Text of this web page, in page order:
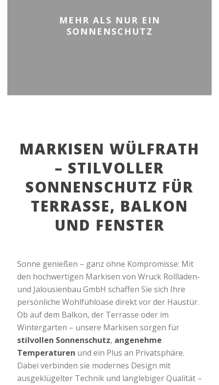
MEHR ALS NUR EIN
SONNENSCHUTZ
MARKISEN WÜLFRATH
– STILVOLLER
SONNENSCHUTZ FÜR
TERRASSE, BALKON
UND FENSTER
Sonne genießen – ganz ohne Kompromisse: Mit
den hochwertigen Markisen von Wruck Rollladen-
und Jalousienbau GmbH schaffen Sie sich Ihre
persönliche Wohlfühloase direkt vor der Haustür.
Ob auf dem Balkon, der Terrasse oder im
Wintergarten – unsere Markisen sorgen für
stilvollen Sonnenschutz, angenehme
Temperaturen und ein Plus an Privatsphäre.
Dabei verbinden sie modernes Design mit
ausgeklügelter Technik und langlebiger Qualität –